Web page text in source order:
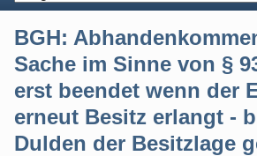
BGH:
Sache im Sinne von §
erst beendet wenn der
erneut Besitz erlangt -
Dulden der Besitzlage